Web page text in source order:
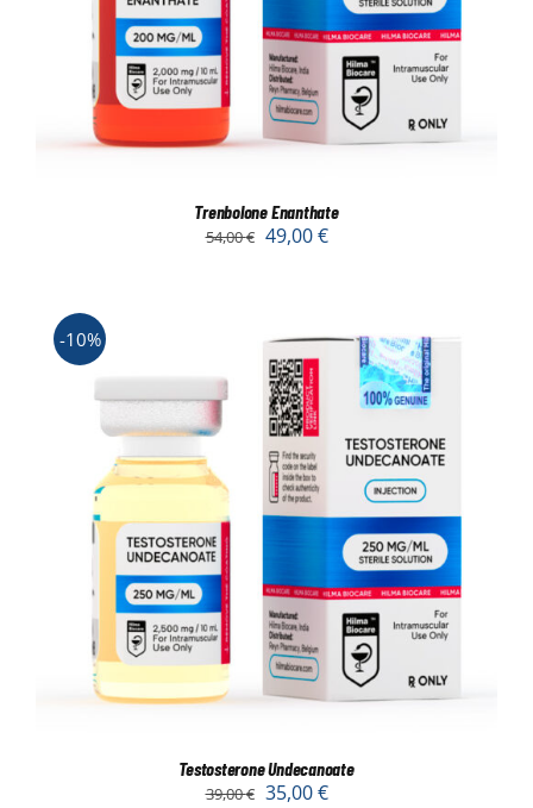
Trenbolone Enanthate
54,00€ 49,00€
-10%
Testosterone Undecanoate
39,00€ 35,00€